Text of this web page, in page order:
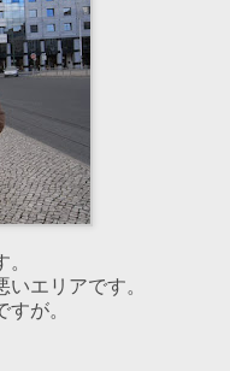
エリアです。
が。